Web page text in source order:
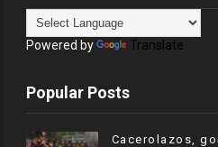
Powered by Translate
Popular Posts
Cacerolazos,